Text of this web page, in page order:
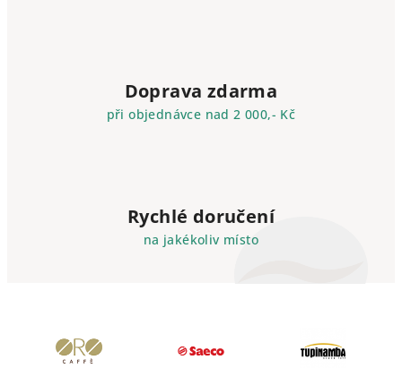
Doprava zdarma
při objednávce nad 2 000,- Kč
Rychlé doručení
na jakékoliv místo